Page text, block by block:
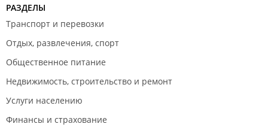
РАЗДЕЛЫ
Транспорт и перевозки
Отдых, развлечения, спорт
Общественное питание
Недвижимость, строительство и ремонт
Услуги населению
Финансы и страхование